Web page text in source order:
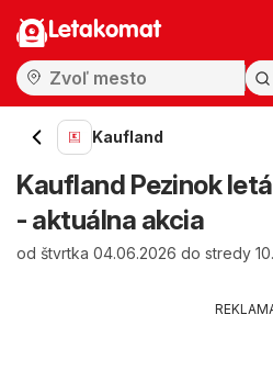
Letakomat
Kaufland
Kaufland Pezinok
- aktuálna akcia
od štvrtka 04.06.2026 do stredy